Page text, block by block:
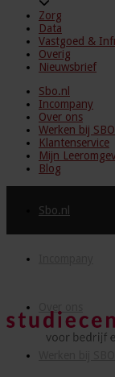
Zorg
Data
Vastgoed &
Overig
Nieuwsbrief
Sbo.nl
Incompany
Over ons
Werken bij SBO
Klantenservice
Mijn
Blog
Sbo.nl